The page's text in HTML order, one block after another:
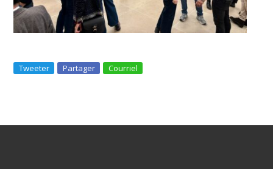
Tweeter Partager Courriel